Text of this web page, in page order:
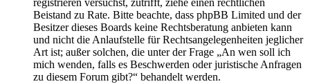
registrieren versuchst, zutrifft, ziehe einen rechtlichen
Beistand zu Rate. Bitte beachte, dass phpBB Limited und der
Besitzer dieses Boards keine Rechtsberatung anbieten kann
und nicht die Anlaufstelle für Rechtsangelegenheiten jeglicher
Art ist; außer solchen, die unter der Frage „An wen soll ich
mich wenden, falls es Beschwerden oder juristische Anfragen
zu diesem Forum gibt?“ behandelt werden.